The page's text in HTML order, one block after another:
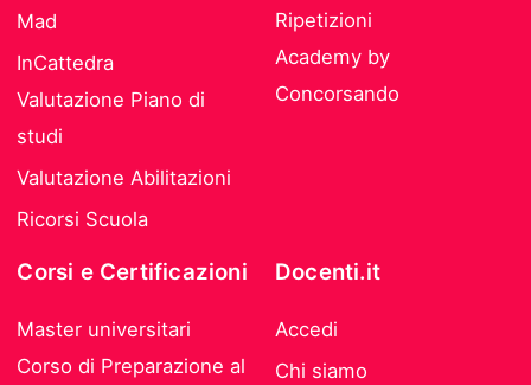
Mad
InCattedra
Valutazione Piano di
studi
Valutazione Abilitazioni
Ricorsi Scuola
Ripetizioni
Academy by
Concorsando
Corsi e Certificazioni
Master universitari
Corso di Preparazione al
Docenti.it
Accedi
Chi siamo